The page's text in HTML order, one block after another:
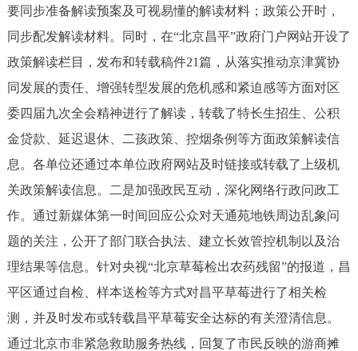
要同步准备解读预案及可视易懂的解读材料；政策公开时，
同步配发解读材料。同时，在“北京昌平”政府门户网站开设了
政策解读栏目，发布和转载稿件21篇，从落实推动京津冀协
同发展的责任、增强转型发展的危机感和紧迫感等方面对区
委四届九次全会精神进行了解读，转载了特长生招生、公积
金贷款、延迟退休、二孩政策、控烟条例等方面政策解读信
息。各单位还通过本单位政府网站及时链接或转载了上级机
关政策解读信息。二是加强政民互动，深化网络行政问政工
作。通过新媒体第一时间回应公众对天通苑地铁周边乱象问
题的关注，公开了部门联合执法、建立长效管控机制以及治
理结果等信息。针对央视“北京草莓检出农药残留”的报道，昌
平区通过自检、样本送检等方式对昌平草莓进行了相关检
测，并及时发布或转载昌平草莓安全达标的有关澄清信息。
通过北京市非紧急救助服务热线，回复了市民反映的游商摊